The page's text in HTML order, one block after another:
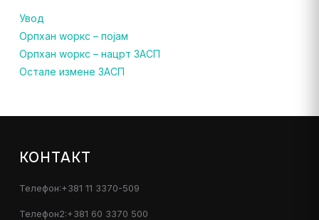
Увод
Орпхан wоркс – појам
Орпхан wоркс – нацрт ЗАСП
Остале измене ЗАСП
КОНТАКТ
Телефон:+381 11 3370-509
Телефон2:+381 60 3370 500